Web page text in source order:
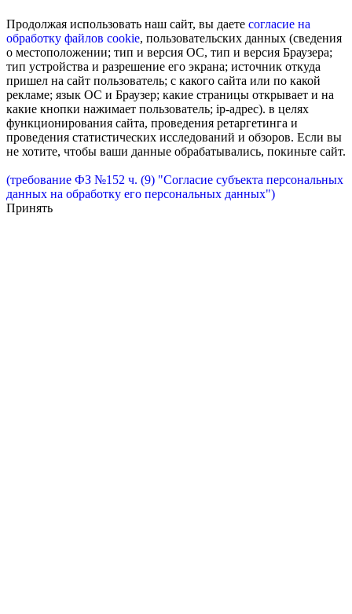
Продолжая использовать наш сайт, вы даете согласие на
обработку файлов cookie, пользовательских данных (сведения
о местоположении; тип и версия ОС, тип и версия Браузера;
тип устройства и разрешение его экрана; источник откуда
пришел на сайт пользователь; с какого сайта или по какой
рекламе; язык ОС и Браузер; какие страницы открывает и на
какие кнопки нажимает пользователь; ip-адрес). в целях
функционирования сайта, проведения ретаргетинга и
проведения статистических исследований и обзоров. Если вы
не хотите, чтобы ваши данные обрабатывались, покиньте сайт.
(требование ФЗ №152 ч. (9) "Согласие субъекта персональных
данных на обработку его персональных данных")
Принять